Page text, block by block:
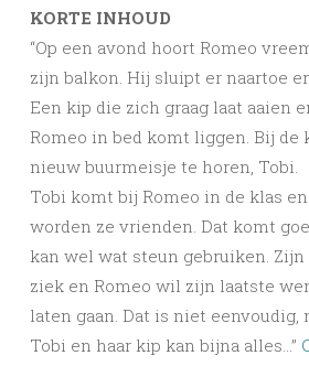
KORTE INHOUD
“Op een avond hoort Romeo
zijn balkon. Hij sluipt er naartoe
Een kip die zich graag laat aaien
Romeo in bed komt liggen. Bij de
nieuw buurmeisje te horen, Tobi.
Tobi komt bij Romeo in de klas
worden ze vrienden. Dat komt
kan wel wat steun gebruiken.
ziek en Romeo wil zijn laatste
laten gaan. Dat is niet eenvoudig,
Tobi en haar kip kan bijna alles…”